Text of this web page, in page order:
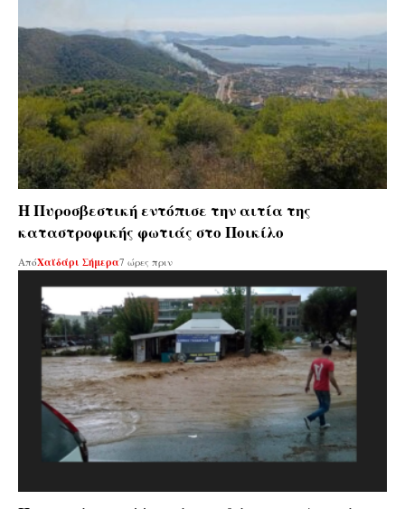
Η Πυροσβεστική εντόπισε την αιτία της
καταστροφικής φωτιάς στο Ποικίλο
ΑπόΧαϊδάρι Σήμερα7 ώρες πριν